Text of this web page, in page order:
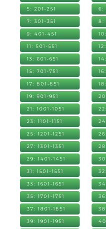
5: 201-251 6:
7: 301-351 8:
9: 401-451
11: 501-551
13: 601-651
15: 701-751
17: 801-851
19: 901-951
21: 1001-1051
23: 1101-1151
25: 1201-1251
27: 1301-1351
29: 1401-1451
31: 1501-1551
33: 1601-1651
35: 1701-1751
37: 1801-1851
39: 1901-1951